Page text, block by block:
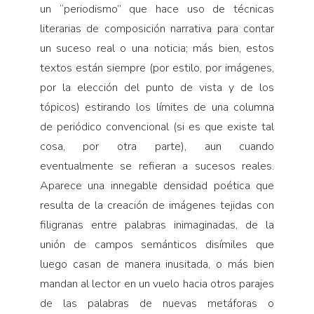
un “periodismo” que hace uso de técnicas
literarias de composición narrativa para contar
un suceso real o una noticia; más bien, estos
textos están siempre (por estilo, por imágenes,
por la elección del punto de vista y de los
tópicos) estirando los límites de una columna
de periódico convencional (si es que existe tal
cosa, por otra parte), aun cuando
eventualmente se refieran a sucesos reales.
Aparece una innegable densidad poética que
resulta de la creación de imágenes tejidas con
filigranas entre palabras inimaginadas, de la
unión de campos semánticos disímiles que
luego casan de manera inusitada, o más bien
mandan al lector en un vuelo hacia otros parajes
de las palabras de nuevas metáforas o